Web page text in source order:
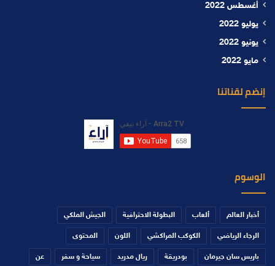
أغسطس 2022
يوليو 2022
يونيو 2022
مايو 2022
إنضم لقناتنا
الوسوم
أخبار العالم ألعاب البطولة الاحترافية الجيش الملكي
الرجاء الرياضي الكوكب المراكشي اللون المحتوى
باريس سان جيرمان بودريقة ريال مدريد سياحة و سفر عن